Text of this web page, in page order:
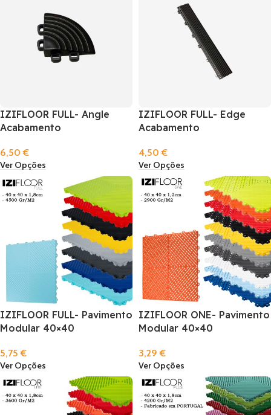
IZIFLOOR FULL- Angle
Acabamento
6,50€
Ver Opções
IZIFLOOR FULL- Edge
Acabamento
4,50€
Ver Opções
IZIFLOOR FULL- Pavimento
Modular 40×40
5,75€
Ver Opções
IZIFLOOR ONE- Pavimento
Modular 40×40
3,29€
Ver Opções